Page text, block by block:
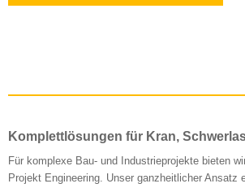
Komplettlösungen für Kran,
Für komplexe Bau- und Industrieprojekte bieten
Projekt Engineering. Unser ganzheitlicher